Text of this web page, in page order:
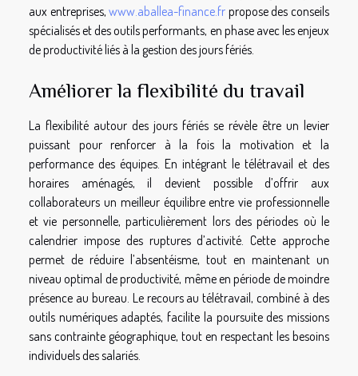
aux entreprises,www.aballea-finance.fr propose des conseils
spécialisés et des outils performants, en phase avec les enjeux
de productivité liés à la gestion des jours fériés.
Améliorer la flexibilité du travail
La flexibilité autour des jours fériés se révèle être un levier
puissant pour renforcer à la fois la motivation et la
performance des équipes. En intégrant le télétravail et des
horaires aménagés, il devient possible d’offrir aux
collaborateurs un meilleur équilibre entre vie professionnelle
et vie personnelle, particulièrement lors des périodes où le
calendrier impose des ruptures d’activité. Cette approche
permet de réduire l’absentéisme, tout en maintenant un
niveau optimal de productivité, même en période de moindre
présence au bureau. Le recours au télétravail, combiné à des
outils numériques adaptés, facilite la poursuite des missions
sans contrainte géographique, tout en respectant les besoins
individuels des salariés.